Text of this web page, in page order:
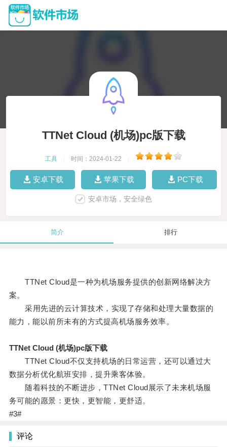
TTNet Cloud (机场)pc版下载
工具 时间：2024-01-22
安卓下载 苹果下载 PC下载
安卓市场，安全绿色
简介 排行
TTNet Cloud是一种为机场服务提供的创新网络解决方
案。
采用先进的云计算技术，实现了存储和处理大量数据的
能力，能以前所未有的方式提高机场服务效率。
TTNet Cloud (机场)pc版下载
TTNet Cloud不仅支持机场的日常运营，还可以通过大
数据分析优化航班安排，提升乘客体验。
随着科技的不断进步，TTNet Cloud展示了未来机场服
务可能的愿景：更快，更智能，更舒适。
#3#
评论